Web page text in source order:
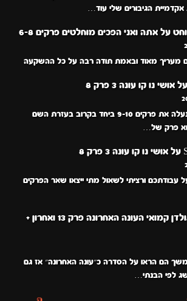
אקדמיית הגיבורים שלי עוד…
על אתה ואני הפכים מוחלטים פרקים 6-8
מעריך מאוד ובאמת תודה רבה על כל ההשקעה
על אושי נו קו עונה 3 פרק 8
אנחנו עובדים על זה נעלה את פרקים 9-10 ביחד בקרוב בעזרת השם
על אושי נו קו עונה 3 פרק 8
ורציתי לשאול מתי ייצאו שאר הפרקים
גולדן קמואי העונה האחרונה פרק 13 ואחרון +
הם הראו על הסדרה כ״עונה האחרונה״ אז גם
לפי הבנתי…